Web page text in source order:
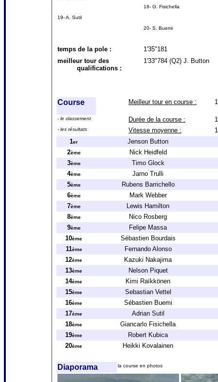
18- G. Fisichella
19- A. Sutil
20- S. Buemi
temps de la pole :
1'35"181
meilleur tour des
qualifications :
1'33"784 (Q2) J. Button
Course Meilleur tour en course :
- le classement Durée de la course :
- les résultats Vitesse moyenne :
1er
Jenson Button
2ème
Nick Heidfeld
3ème
Timo Glock
4ème
Jarno Trulli
5ème
Rubens Barrichello
6ème
Mark Webber
7ème
Lewis Hamilton
8ème
Nico Rosberg
9ème
Felipe Massa
10ème
Sébastien Bourdais
11ème
Fernando Alonso
12ème
Kazuki Nakajima
13ème
Nelson Piquet
14ème
Kimi Raïkkönen
15ème
Sebastian Vettel
16ème
Sébastien Buemi
17ème
Adrian Sutil
18ème
Giancarlo Fisichella
19ème
Robert Kubica
20ème Heikki Kovalainen
Diaporama la course en photos